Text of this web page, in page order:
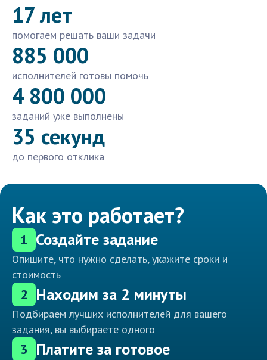
17 лет
помогаем решать ваши задачи
885 000
исполнителей готовы помочь
4 800 000
заданий уже выполнены
35 секунд
до первого отклика
Как это работает?
1 Создайте задание
Опишите, что нужно сделать, укажите сроки и
стоимость
2 Находим за 2 минуты
Подбираем лучших исполнителей для вашего
задания, вы выбираете одного
3 Платите за готовое